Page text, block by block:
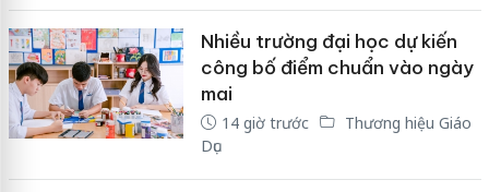
Nhiều trường đại học dự kiến
công bố điểm chuẩn vào ngày
mai
14 giờ trước
Thương hiệu Giáo
Dục